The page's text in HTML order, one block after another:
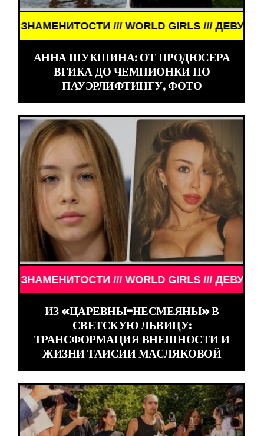
/// WORLD GIRLS /// ДЕВУШКИ
АННА ШУКШИНА: ОТ ПРОДЮСЕРА
ВГИКА ДО ЧЕМПИОНКИ ПО
ПАУЭРЛИФТИНГУ, ФОТО
/// WORLD GIRLS /// ДЕВУШКИ
ИЗ «ЦАРЕВНЫ-НЕСМЕЯНЫ» В
СВЕТСКУЮ ЛЬВИЦУ:
ТРАНСФОРМАЦИЯ ВНЕШНОСТИ И
ЖИЗНИ ТАИСИИ МАСЛЯКОВОЙ